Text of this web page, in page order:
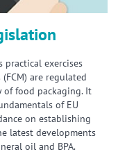
exercises
are regulated
of food packaging. It
of EU
on establishing
latest developments
oil and BPA.